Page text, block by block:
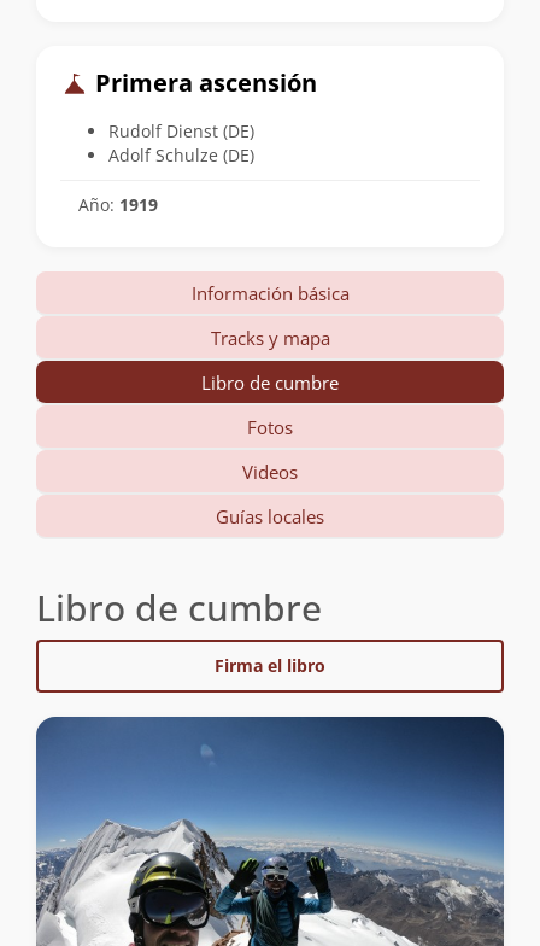
Primera ascensión
Rudolf Dienst (DE)
Adolf Schulze (DE)
Año: 1919
Información básica
Tracks y mapa
Libro de cumbre
Fotos
Videos
Guías locales
Libro de cumbre
Firma el libro